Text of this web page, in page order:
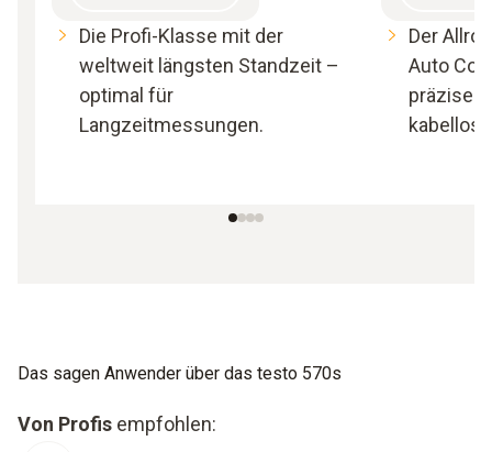
Die Profi-Klasse mit der
weltweit längsten Standzeit –
optimal für
Langzeitmessungen.
Der
Auto
präzise
Das sagen Anwender über das testo 570s
Von Profis empfohlen: